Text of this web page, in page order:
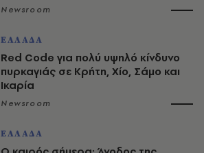
Newsroom
ΕΛΛΑΔΑ
Red Code για πολύ υψηλό κίνδυνο
πυρκαγιάς σε Κρήτη, Χίο, Σάμο και
Ικαρία
Newsroom
ΕΛΛΑΔΑ